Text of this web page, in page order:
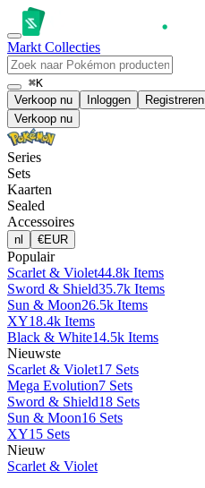
Markt Collecties
⌘K
Verkoop nu
Inloggen
Registreren
Verkoop nu
Series
Sets
Kaarten
Sealed
Accessoires
nl €EUR
Populair
Scarlet & Violet44.8k Items
Sword & Shield35.7k Items
Sun & Moon26.5k Items
XY18.4k Items
Black & White14.5k Items
Nieuwste
Scarlet & Violet17 Sets
Mega Evolution7 Sets
Sword & Shield18 Sets
Sun & Moon16 Sets
XY15 Sets
Nieuw
Scarlet & Violet